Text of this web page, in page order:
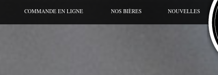
COMMANDE EN LIGNE NOS BIÈRES NOUVELLES